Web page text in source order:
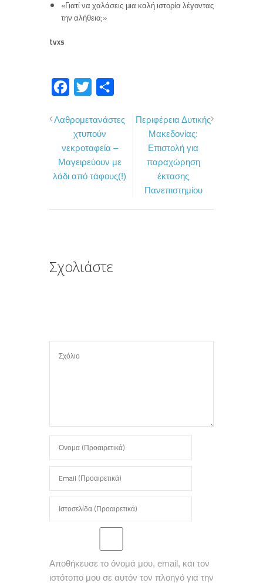
«Γιατί να χαλάσεις μια καλή ιστορία λέγοντας
την αλήθεια;»
tvxs
c
e
b
o
i
t
t
e
ι
α
σ
Λαθρομετανάστες
χτυπούν
νεκροταφεία –
Μαγειρεύουν με
λάδι από τάφους(!)
Περιφέρεια Δυτικής
Μακεδονίας:
Επιστολή για
παραχώρηση
έκτασης
Πανεπιστημίου
Σχολιάστε
Αποθήκευσε το όνομά μου, email, και τον
ιστότοπο μου σε αυτόν τον πλοηγό για την